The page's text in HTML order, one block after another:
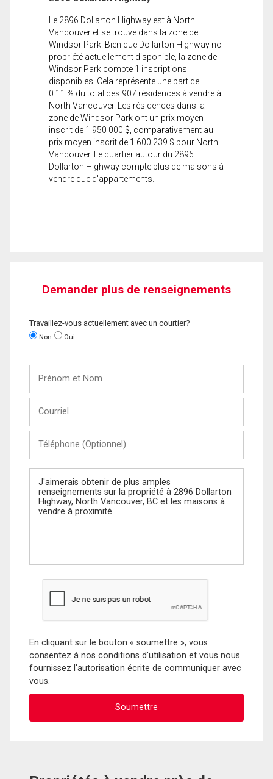
Le 2896 Dollarton Highway est à North
Vancouver et se trouve dans la zone de
Windsor Park. Bien que Dollarton Highway no
propriété actuellement disponible, la zone de
Windsor Park compte 1 inscriptions
disponibles. Cela représente une part de
0.11 % du total des 907 résidences à vendre à
North Vancouver. Les résidences dans la
zone de Windsor Park ont un prix moyen
inscrit de 1 950 000 $, comparativement au
prix moyen inscrit de 1 600 239 $ pour North
Vancouver. Le quartier autour du 2896
Dollarton Highway compte plus de maisons à
vendre que d'appartements.
Demander plus de renseignements
Travaillez-vous actuellement avec un courtier?
Non Oui
Nom
(Optionnel)
Message
En cliquant sur le bouton « soumettre », vous
consentez à nos conditions d'utilisation et vous nous
fournissez l'autorisation écrite de communiquer avec
vous.